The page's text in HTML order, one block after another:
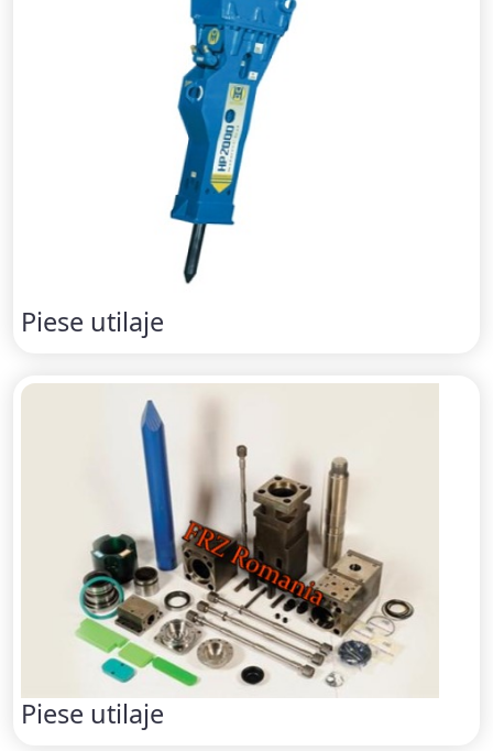
Piese utilaje
Piese utilaje